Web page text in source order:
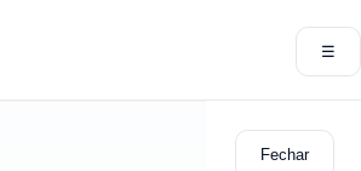
☰
Fechar